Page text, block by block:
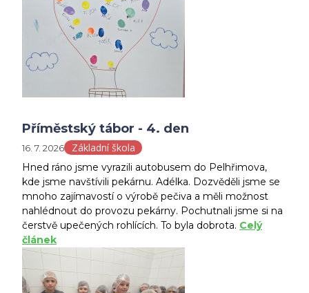
Příměstský tábor - 4. den
16. 7. 2026 Základní škola
Hned ráno jsme vyrazili autobusem do Pelhřimova,
kde jsme navštívili pekárnu. Adélka. Dozvěděli jsme se
mnoho zajímavostí o výrobě pečiva a měli možnost
nahlédnout do provozu pekárny. Pochutnali jsme si na
čerstvě upečených rohlících. To byla dobrota. Celý
článek